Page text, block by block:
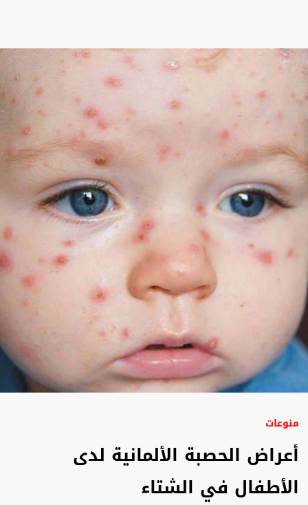
منوعات
أعراض الحصبة الألمانية لدى
الأطفال في الشتاء